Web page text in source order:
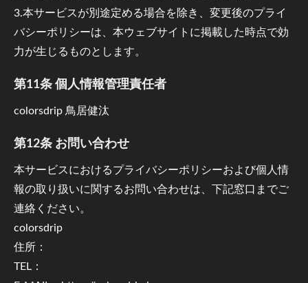
3.本サービスが別途定める場合を除き、変更後のプライ
バシーポリシーは、本ウェブサイトに掲載した時点で効
力が生じるものとします。
第11条 個人情報管理責任者
colorsdrip 鳥居健汰
第12条 お問い合わせ
本サービスにおけるプライバシーポリシーおよび個人情
報の取り扱いに関するお問い合わせは、下記窓口までご
連絡ください。
colorsdrip
住所：
TEL：